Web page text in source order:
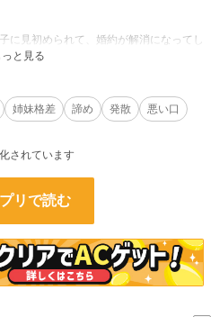
に見初められて、婚約が解消になってし
リス・ロアンスラーである。
ば、王太子妃にも相応しくないと自負し
を取らなければならず、
ってしまう。
件
姉妹格差 諦め 発散
悪い口
されています
リで読む